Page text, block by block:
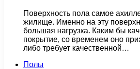
Поверхность пола самое
жилище. Именно на эту
большая нагрузка. Каким бы
покрытие, со временем оно
либо требует качественной…
Полы